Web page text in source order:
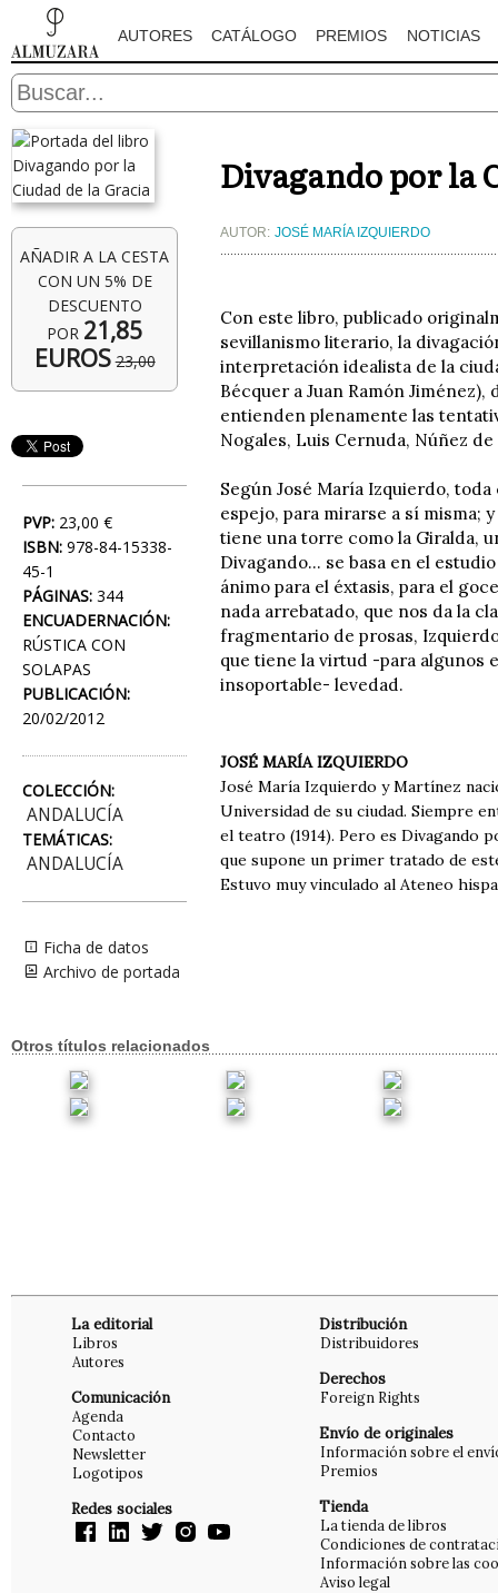
AUTORES CATÁLOGO PREMIOS NOTICIAS
AÑADIR A LA CESTA
CON UN 5% DE
DESCUENTO
POR 21,85
EUROS 23,00
PVP: 23,00 €
ISBN: 978-84-15338-
45-1
PÁGINAS: 344
ENCUADERNACIÓN:
RÚSTICA CON
SOLAPAS
PUBLICACIÓN:
20/02/2012
COLECCIÓN:
ANDALUCÍA
TEMÁTICAS:
ANDALUCÍA
Ficha de datos
Archivo de portada
Divagando por la
AUTOR: JOSÉ MARÍA IZQUIERDO
Con este libro, publicado
sevillanismo literario, la
interpretación idealista de la
Bécquer a Juan Ramón
entienden plenamente las
Nogales, Luis Cernuda, Núñez
Según José María Izquierdo,
espejo, para mirarse a sí misma;
tiene una torre como la Giralda,
Divagando... se basa en el
ánimo para el éxtasis, para el
nada arrebatado, que nos da la
fragmentario de prosas,
que tiene la virtud -para
insoportable- levedad.
JOSÉ MARÍA IZQUIERDO
José María Izquierdo y Martínez
Universidad de su ciudad. Siempre
el teatro (1914). Pero es Divagando
que supone un primer tratado de
Estuvo muy vinculado al Ateneo
Otros títulos relacionados
La editorial
Libros
Autores
Comunicación
Agenda
Contacto
Newsletter
Logotipos
Redes sociales
Distribución
Distribuidores
Derechos
Foreign Rights
Envío de originales
Información sobre el
Premios
Tienda
La tienda de libros
Condiciones de
Información sobre las
Aviso legal